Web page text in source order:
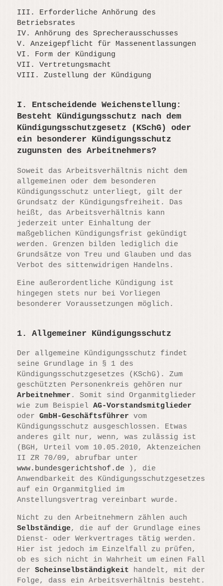
III. Erforderliche Anhörung des
Betriebsrates
IV. Anhörung des Sprecherausschusses
V. Anzeigepflicht für Massenentlassungen
VI. Form der Kündigung
VII. Vertretungsmacht
VIII. Zustellung der Kündigung
I. Entscheidende Weichenstellung:
Besteht Kündigungsschutz nach dem
Kündigungsschutzgesetz (KSchG) oder
ein besonderer Kündigungsschutz
zugunsten des Arbeitnehmers?
Soweit das Arbeitsverhältnis nicht dem
allgemeinen oder dem besonderen
Kündigungsschutz unterliegt, gilt der
Grundsatz der Kündigungsfreiheit. Das
heißt, das Arbeitsverhältnis kann
jederzeit unter Einhaltung der
maßgeblichen Kündigungsfrist gekündigt
werden. Grenzen bilden lediglich die
Grundsätze von Treu und Glauben und das
Verbot des sittenwidrigen Handelns.
Eine außerordentliche Kündigung ist
hingegen stets nur bei Vorliegen
besonderer Voraussetzungen möglich.
1. Allgemeiner Kündigungsschutz
Der allgemeine Kündigungsschutz findet
seine Grundlage in § 1 des
Kündigungsschutzgesetzes (KSchG). Zum
geschützten Personenkreis gehören nur
Arbeitnehmer . Somit sind Organmitglieder
wie zum BeispielAG-Vorstandsmitglieder
oderGmbH-Geschäftsführer vom
Kündigungsschutz ausgeschlossen. Etwas
anderes gilt nur, wenn, was zulässig ist
(BGH, Urteil vom 10.05.2010, Aktenzeichen
II ZR 70/09, abrufbar unter
www.bundesgerichtshof.de ), die
Anwendbarkeit des Kündigungsschutzgesetzes
auf ein Organmitglied im
Anstellungsvertrag vereinbart wurde.
Nicht zu den Arbeitnehmern zählen auch
Selbständige, die auf der Grundlage eines
Dienst- oder Werkvertrages tätig werden.
Hier ist jedoch im Einzelfall zu prüfen,
ob es sich nicht in Wahrheit um einen Fall
derScheinselbständigkeit handelt, mit der
Folge, dass ein Arbeitsverhältnis besteht.